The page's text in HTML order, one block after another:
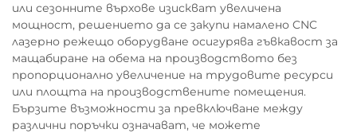
или сезонните върхове изискват увеличена
мощност, решението да се закупи намалено CNC
лазерно режещо оборудване осигурява гъвкавост за
мащабиране на обема на производството без
пропорционално увеличение на трудовите ресурси
или площта на производствените помещения.
Бързите възможности за превключване между
различни поръчки означават, че можете